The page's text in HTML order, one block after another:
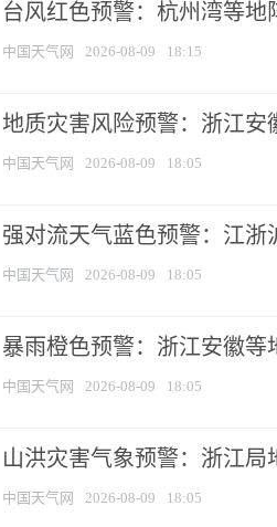
台风红色预警：杭州湾等地
中国天气网 2026-08-09 18:15
地质灾害风险预警：浙江安
中国天气网 2026-08-09 18:05
强对流天气蓝色预警：江浙
中国天气网 2026-08-09 18:05
暴雨橙色预警：浙江安徽等
中国天气网 2026-08-09 18:05
山洪灾害气象预警：浙江
中国天气网 2026-08-09 18:05